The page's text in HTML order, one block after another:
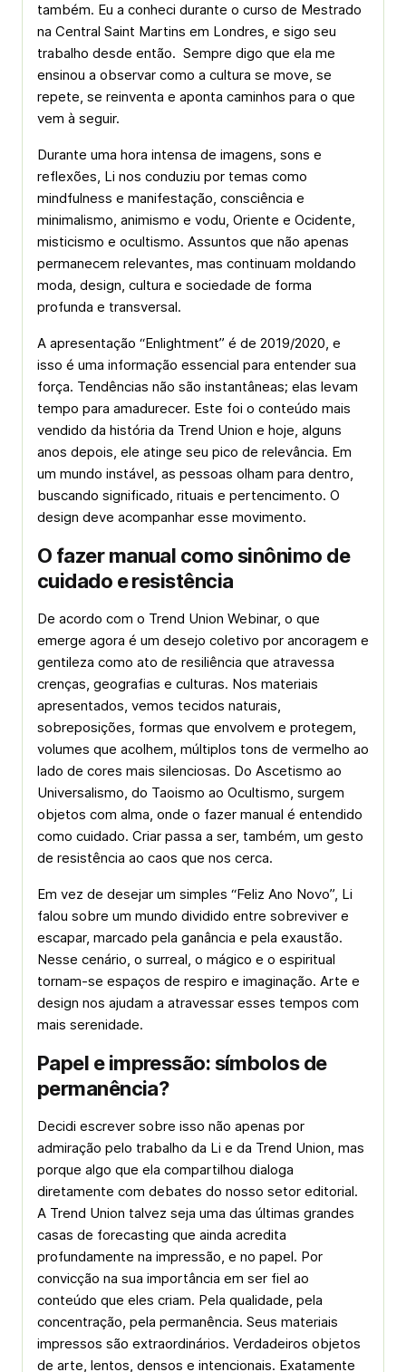
também. Eu a conheci durante o curso de Mestrado
na Central Saint Martins em Londres, e sigo seu
trabalho desde então. Sempre digo que ela me
ensinou a observar como a cultura se move, se
repete, se reinventa e aponta caminhos para o que
vem à seguir.
Durante uma hora intensa de imagens, sons e
reflexões, Li nos conduziu por temas como
mindfulness e manifestação, consciência e
minimalismo, animismo e vodu, Oriente e Ocidente,
misticismo e ocultismo. Assuntos que não apenas
permanecem relevantes, mas continuam moldando
moda, design, cultura e sociedade de forma
profunda e transversal.
A apresentação “Enlightment” é de 2019/2020, e
isso é uma informação essencial para entender sua
força. Tendências não são instantâneas; elas levam
tempo para amadurecer. Este foi o conteúdo mais
vendido da história da Trend Union e hoje, alguns
anos depois, ele atinge seu pico de relevância. Em
um mundo instável, as pessoas olham para dentro,
buscando significado, rituais e pertencimento. O
design deve acompanhar esse movimento.
O fazer manual como sinônimo de
cuidado e resistência
De acordo com o Trend Union Webinar, o que
emerge agora é um desejo coletivo por ancoragem e
gentileza como ato de resiliência que atravessa
crenças, geografias e culturas. Nos materiais
apresentados, vemos tecidos naturais,
sobreposições, formas que envolvem e protegem,
volumes que acolhem, múltiplos tons de vermelho ao
lado de cores mais silenciosas. Do Ascetismo ao
Universalismo, do Taoismo ao Ocultismo, surgem
objetos com alma, onde o fazer manual é entendido
como cuidado. Criar passa a ser, também, um gesto
de resistência ao caos que nos cerca.
Em vez de desejar um simples “Feliz Ano Novo”, Li
falou sobre um mundo dividido entre sobreviver e
escapar, marcado pela ganância e pela exaustão.
Nesse cenário, o surreal, o mágico e o espiritual
tornam-se espaços de respiro e imaginação. Arte e
design nos ajudam a atravessar esses tempos com
mais serenidade.
Papel e impressão: símbolos de
permanência?
Decidi escrever sobre isso não apenas por
admiração pelo trabalho da Li e da Trend Union, mas
porque algo que ela compartilhou dialoga
diretamente com debates do nosso setor editorial.
A Trend Union talvez seja uma das últimas grandes
casas de forecasting que ainda acredita
profundamente na impressão, e no papel. Por
convicção na sua importância em ser fiel ao
conteúdo que eles criam. Pela qualidade, pela
concentração, pela permanência. Seus materiais
impressos são extraordinários. Verdadeiros objetos
de arte, lentos, densos e intencionais. Exatamente